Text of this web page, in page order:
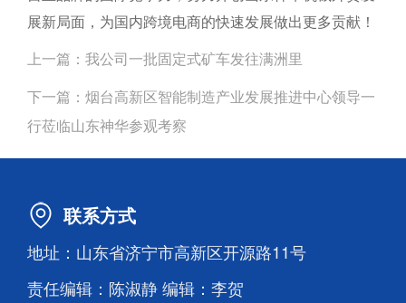
展新局面，为国内跨境电商的快速发展做出更多贡献！
上一篇： 我公司一批固定式矿车发往满洲里
下一篇： 烟台高新区智能制造产业发展推进中心领导一
行莅临山东神华参观考察
联系方式
地址：山东省济宁市高新区开源路11号
责任编辑：陈淑静 编辑：李贺